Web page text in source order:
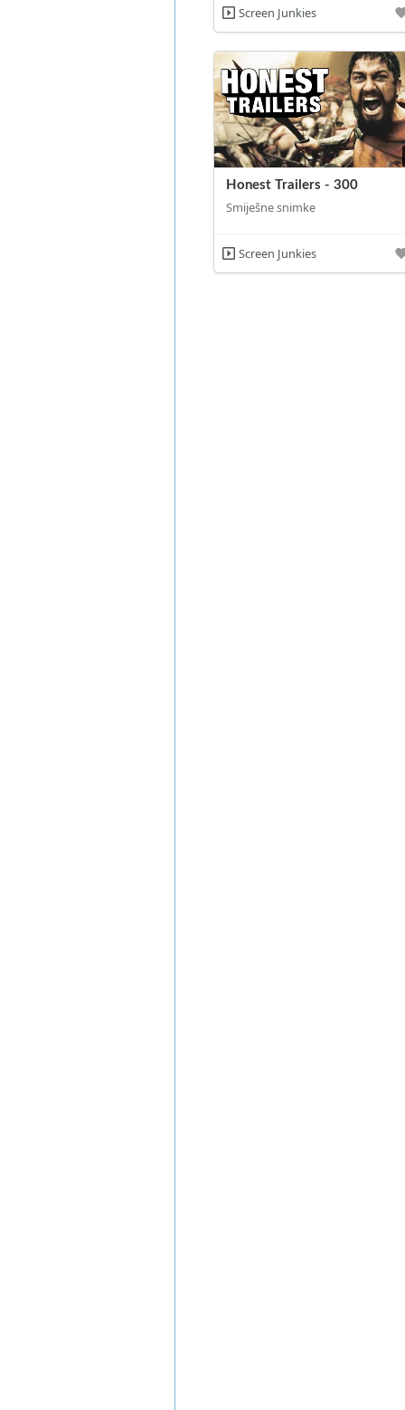
Screen Junkies
Honest Trailers - 300
Smiješne snimke
Screen Junkies